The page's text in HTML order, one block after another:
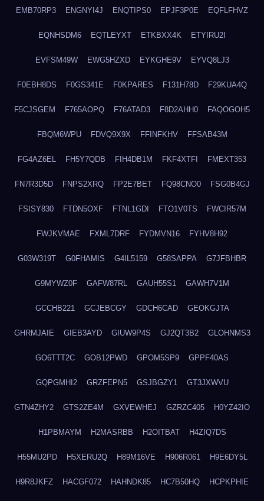
EMB70RP3 ENGNYI4J ENQTIPS0 EPJF3P0E EQFLFHVZ
EQNHSDM6 EQTLEYXT ETKBXX4K ETYIRU2I
EVFSM49W EWG5HZXD EYKGHE9V EYVQ8LJ3
F0EBH8DS F0GS341E F0KPARES F131H78D F29KUA4Q
F5CJSGEM F765AOPQ F76ATAD3 F8D2AHH0 FAQOGOH5
FBQM6WPU FDVQ9X9X FFINFKHV FFSAB43M
FG4AZ6EL FH5Y7QDB FIH4DB1M FKF4XTFI FMEXT353
FN7R3D5D FNPS2XRQ FP2E7BET FQ98CNO0 FSG0B4GJ
FSISY830 FTDN5OXF FTNL1GDI FTO1V0TS FWCIR57M
FWJKVMAE FXML7DRF FYDMVN16 FYHV8H92
G03W319T G0FHAMIS G4IL5159 G58SAPPA G7JFBHBR
G9MYWZ0F GAFW87RL GAUH55S1 GAWH7V1M
GCCHB221 GCJEBCGY GDCH6CAD GEOKGJTA
GHRMJAIE GIEB3AYD GIUW9P4S GJ2QT3B2 GLOHNMS3
GO6TTT2C GOB12PWD GPOM5SP9 GPPF40AS
GQPGMHI2 GRZFEPN5 GSJBGZY1 GT3JXWVU
GTN4ZHY2 GTS2ZE4M GXVEWHEJ GZRZC405 H0YZ42IO
H1PBMAYM H2MASRBB H2OITBAT H4ZIQ7DS
H55MU2PD H5XERU2Q H89M16VE H906R061 H9E6DY5L
H9R8JKFZ HACGF072 HAHNDK85 HC7B50HQ HCPKPHIE